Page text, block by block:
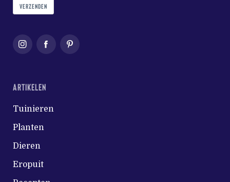
VERZENDEN
ARTIKELEN
Tuinieren
Planten
Dieren
Eropuit